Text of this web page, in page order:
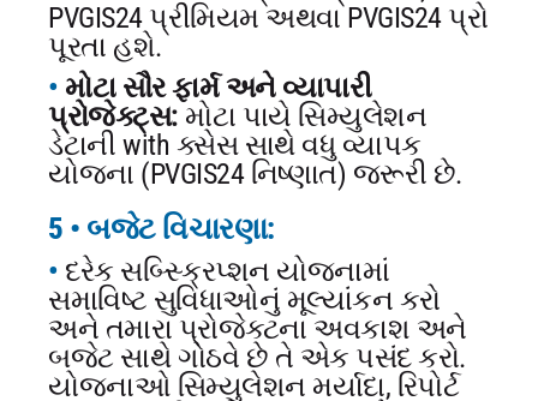
PVGIS24 પ્રીમિયમ અથવા PVGIS24 પ્રો
પૂરતા હશે.
મોટા સૌર ફાર્મ અને વ્યાપારી
પ્રોજેક્ટ્સ: મોટા પાયે સિમ્યુલેશન
ડેટાની with ક્સેસ સાથે વધુ વ્યાપક
યોજના (PVGIS24 નિષ્ણાત) જરૂરી છે.
5 • બજેટ વિચારણા:
દરેક સબ્સ્ક્રિપ્શન યોજનામાં
સમાવિષ્ટ સુવિધાઓનું મૂલ્યાંકન કરો
અને તમારા પ્રોજેક્ટના અવકાશ અને
બજેટ સાથે ગોઠવે છે તે એક પસંદ કરો.
યોજનાઓ સિમ્યુલેશન મર્યાદા, રિપોર્ટ